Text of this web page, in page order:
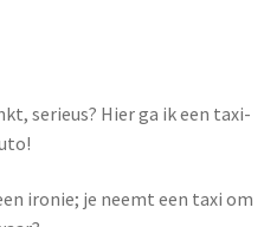
serieus? Hier ga ik een taxi-
ironie; je neemt een taxi om